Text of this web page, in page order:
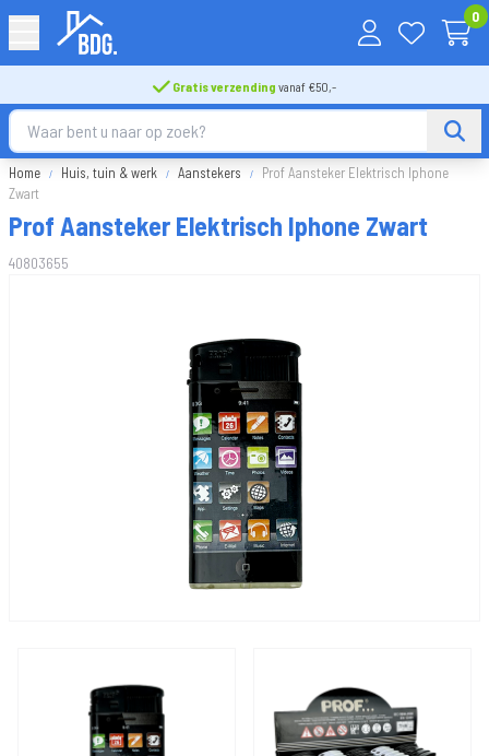
0
Gratis verzending vanaf €50,-
Home Huis, tuin & werk Aanstekers
Prof Aansteker Elektrisch Iphone
Zwart
Prof Aansteker Elektrisch Iphone Zwart
40803655